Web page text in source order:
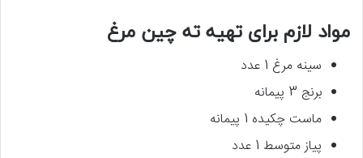
مواد لازم برای تهیه ته چین مرغ
سینه مرغ 1 عدد
برنج 3 پیمانه
ماست چکیده 1 پیمانه
پیاز متوسط 1 عدد